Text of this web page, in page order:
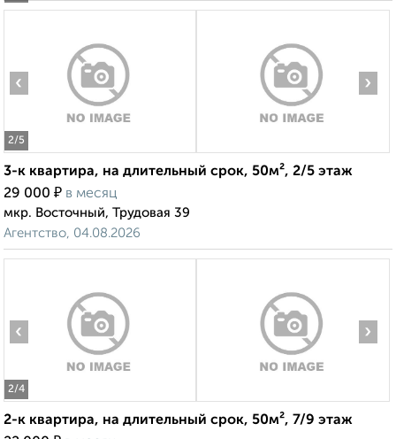
2/5
‹ ›
3-к квартира, на длительный срок, 50м², 2/5 этаж
29 000 ₽ в месяц
мкр. Восточный, Трудовая 39
Агентство, 04.08.2026
2/4
‹ ›
2-к квартира, на длительный срок, 50м², 7/9 этаж